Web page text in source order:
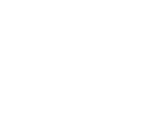
soigneusement le couloir. Pas de chambre à
juste au-dessus de votre tête ou dans votre
Feng Shui. S'il ne s'agit que d'un lavabo
bien épais.